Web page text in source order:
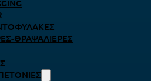
ΘΡΑΨΑΛΙΈΡΕΣ